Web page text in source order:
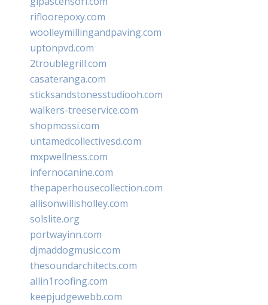
rifloorepoxy.com
woolleymillingandpaving.com
uptonpvd.com
2troublegrill.com
casateranga.com
sticksandstonesstudiooh.com
walkers-treeservice.com
shopmossi.com
untamedcollectivesd.com
mxpwellness.com
infernocanine.com
thepaperhousecollection.com
allisonwillisholley.com
solslite.org
portwayinn.com
djmaddogmusic.com
thesoundarchitects.com
allin1roofing.com
keepjudgewebb.com